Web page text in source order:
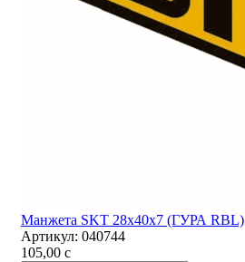
Манжета SKT 28х40х7 (ГУРА RBL)
Артикул: 040744
105,00 c